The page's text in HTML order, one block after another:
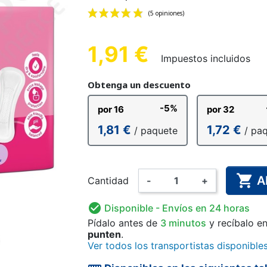
SUJECIÓN
EXPLORACIÓN
Y
Y SUPERFICIES
PARA NIÑOS
NIÑOS
NIÑOS
(5 opiniones)
1,91 € Impuestos incluidos
Obtenga un descuento
por 16 -5%
1,81 € / paquete
por 32
1,72 € /
Cantidad - + 
 Disponible - Envíos en 24 horas
Pídalo antes de 3 minutos y recíbalo
punten.
Ver todos los transportistas